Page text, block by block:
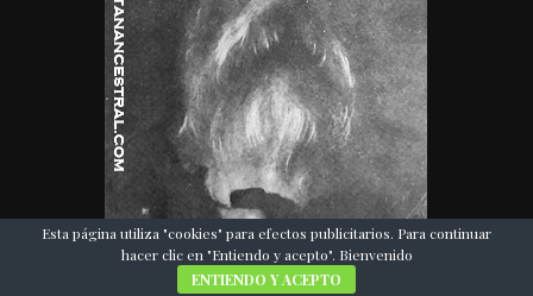
Esta página utiliza "cookies" para efectos publicitarios. Para continuar
hacer clic en "Entiendo y acepto". Bienvenido
ENTIENDO Y ACEPTO